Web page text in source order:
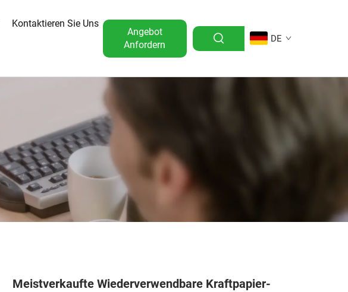
Kontaktieren Sie Uns
Angebot
Anfordern
DE
Meistverkaufte Wiederverwendbare Kraftpapier-